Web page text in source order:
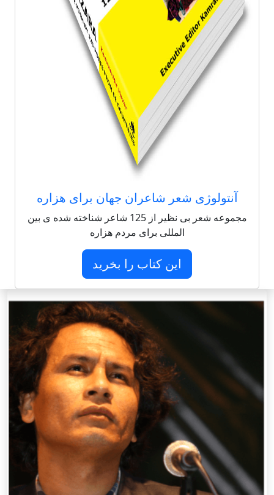
آنتولوژی شعر شاعران جهان برای هزاره
مجموعه شعر بی نظیر از 125 شاعر شناخته شده ی بین
المللی برای مردم هزاره
این کتاب را بخرید